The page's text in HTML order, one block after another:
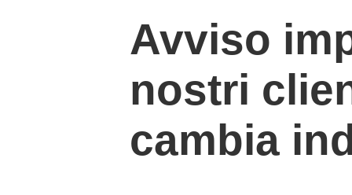
Avviso
nostri
cambia